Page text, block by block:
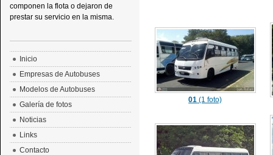
01 (1 foto)
componen la flota o dejaron de
prestar su servicio en la misma.
Inicio
Empresas de Autobuses
Modelos de Autobuses
Galería de fotos
Noticias
Links
Contacto